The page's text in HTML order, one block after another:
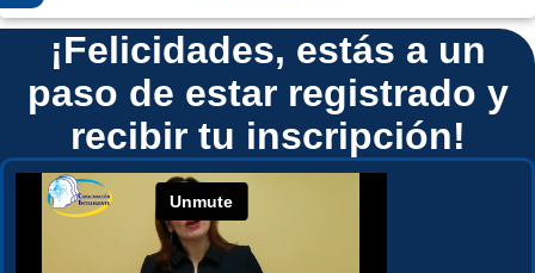
¡Felicidades, estás a un
paso de estar registrado y
recibir tu inscripción!